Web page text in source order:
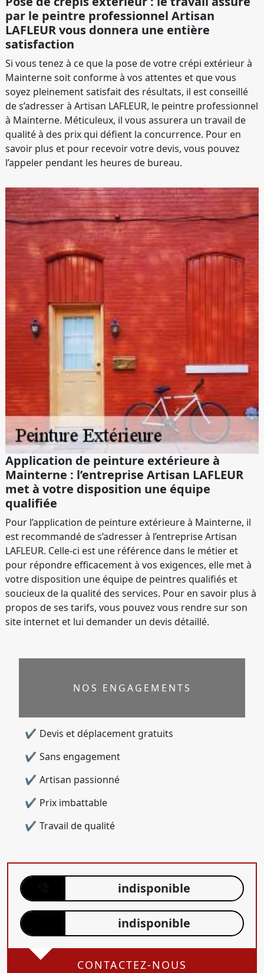
par le peintre professionnel Artisan
LAFLEUR vous donnera une entière
satisfaction
Si vous tenez à ce que la pose de votre crépi extérieur à
Mainterne soit conforme à vos attentes et que vous
soyez pleinement satisfait des résultats, il est conseillé
de s’adresser à Artisan LAFLEUR, le peintre professionnel
à Mainterne. Méticuleux, il vous assurera un travail de
qualité à des prix qui défient la concurrence. Pour en
savoir plus et pour recevoir votre devis, vous pouvez
l’appeler pendant les heures de bureau.
Application de peinture extérieure à
Mainterne : l’entreprise Artisan LAFLEUR
met à votre disposition une équipe
qualifiée
Pour l’application de peinture extérieure à Mainterne, il
est recommandé de s’adresser à l’entreprise Artisan
LAFLEUR. Celle-ci est une référence dans le métier et
pour répondre efficacement à vos exigences, elle met à
votre disposition une équipe de peintres qualifiés et
soucieux de la qualité des services. Pour en savoir plus à
propos de ses tarifs, vous pouvez vous rendre sur son
site internet et lui demander un devis détaillé.
NOS ENGAGEMENTS
Devis et déplacement gratuits
Sans engagement
Artisan passionné
Prix imbattable
Travail de qualité
indisponible
indisponible
CONTACTEZ-NOUS